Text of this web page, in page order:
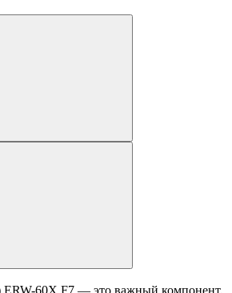
60X F7 — это важный компонент,